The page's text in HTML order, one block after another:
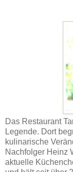
Das Restaurant
Legende. Dort
kulinarische
Nachfolger Heinz
aktuelle